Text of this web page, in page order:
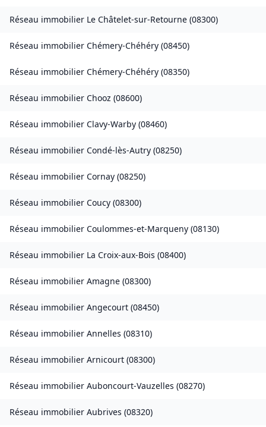
Réseau immobilier Le Châtelet-sur-Retourne (08300)
Réseau immobilier Chémery-Chéhéry (08450)
Réseau immobilier Chémery-Chéhéry (08350)
Réseau immobilier Chooz (08600)
Réseau immobilier Clavy-Warby (08460)
Réseau immobilier Condé-lès-Autry (08250)
Réseau immobilier Cornay (08250)
Réseau immobilier Coucy (08300)
Réseau immobilier Coulommes-et-Marqueny (08130)
Réseau immobilier La Croix-aux-Bois (08400)
Réseau immobilier Amagne (08300)
Réseau immobilier Angecourt (08450)
Réseau immobilier Annelles (08310)
Réseau immobilier Arnicourt (08300)
Réseau immobilier Auboncourt-Vauzelles (08270)
Réseau immobilier Aubrives (08320)